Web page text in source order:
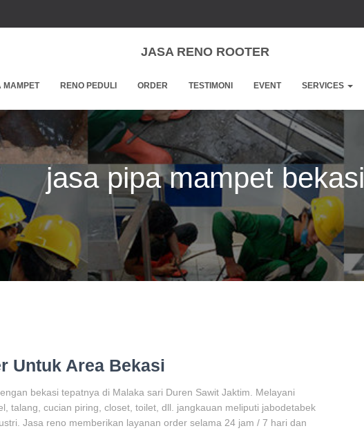
JASA RENO ROOTER
MAMPET RENO PEDULI ORDER TESTIMONI EVENT SERVICES
jasa pipa mampet bekasi
Untuk Area Bekasi
bekasi tepatnya di Malaka sari Duren Sawit Jaktim. Melayani
talang, cucian piring, closet, toilet, dll. jangkauan meliputi jabodetabek
Jasa reno memberikan layanan order selama 24 jam / 7 hari dan